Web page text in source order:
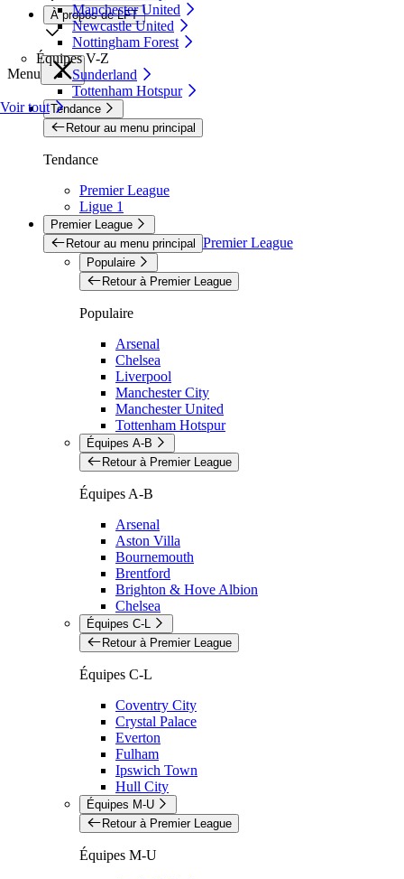
Manchester United
Newcastle United
Nottingham Forest
Équipes V-Z
Sunderland
Tottenham Hotspur
Voir tout
À propos de LFT
Menu
Tendance
Retour au menu principal
Tendance
Premier League
Ligue 1
Premier League
Retour au menu principal Premier League
Populaire
Retour à Premier League
Populaire
Arsenal
Chelsea
Liverpool
Manchester City
Manchester United
Tottenham Hotspur
Équipes A-B
Retour à Premier League
Équipes A-B
Arsenal
Aston Villa
Bournemouth
Brentford
Brighton & Hove Albion
Chelsea
Équipes C-L
Retour à Premier League
Équipes C-L
Coventry City
Crystal Palace
Everton
Fulham
Ipswich Town
Hull City
Équipes M-U
Retour à Premier League
Équipes M-U